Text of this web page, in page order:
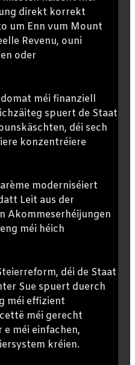
direkt korrekt
um Enn vum Mount
Revenu, ouni
oder
méi finanziell
spuert de Staat
déi sech
konzentréiere
moderniséiert
Leit aus der
Akommeserhéijungen
méi héich
déi de Staat
Sue spuert duerch
méi effizient
méi gerecht
e méi einfachen,
kréien.